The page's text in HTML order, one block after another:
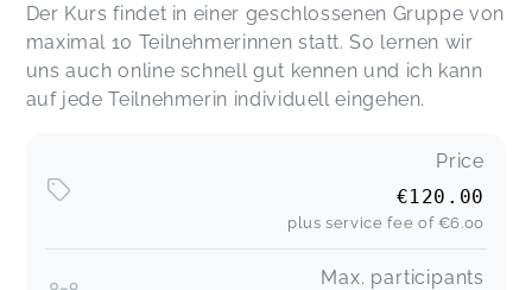
Der Kurs findet in einer geschlossenen Gruppe von
maximal 10 Teilnehmerinnen statt. So lernen wir
uns auch online schnell gut kennen und ich kann
auf jede Teilnehmerin individuell eingehen.
Price
€120.00
plus service fee of €6.00
Max. participants